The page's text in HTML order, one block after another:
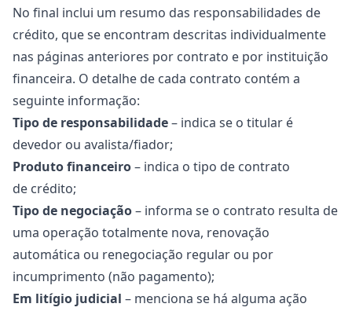
No final inclui um resumo das responsabilidades de
crédito, que se encontram descritas individualmente
nas páginas anteriores por contrato e por instituição
financeira. O detalhe de cada contrato contém a
seguinte informação:
Tipo de responsabilidade– indica se o titular é
devedor ou avalista/fiador;
Produto financeiro– indica o tipo de contrato
de crédito;
Tipo de negociação– informa se o contrato resulta de
uma operação totalmente nova, renovação
automática ou renegociação regular ou por
incumprimento (não pagamento);
Em litígio judicial – menciona se há alguma ação